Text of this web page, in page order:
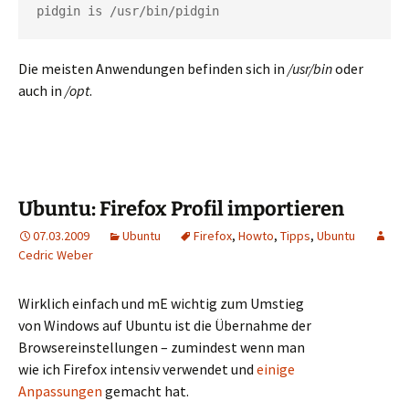
pidgin is /usr/bin/pidgin
Die meisten Anwendungen befinden sich in /usr/binoder
auch in /opt.
Ubuntu: Firefox Profil importieren
07.03.2009 Ubuntu Firefox, Howto, Tipps, Ubuntu
Cedric Weber
Wirklich einfach und mE wichtig zum Umstieg
von Windows auf Ubuntu ist die Übernahme der
Browsereinstellungen – zumindest wenn man
wie ich Firefox intensiv verwendet und einige
Anpassungen gemacht hat.